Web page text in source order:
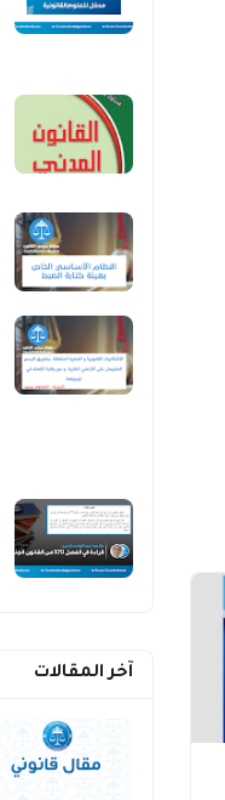
آخر المقالات